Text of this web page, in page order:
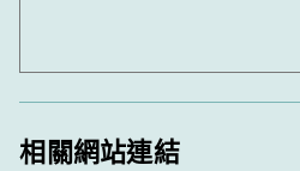
相關網站連結